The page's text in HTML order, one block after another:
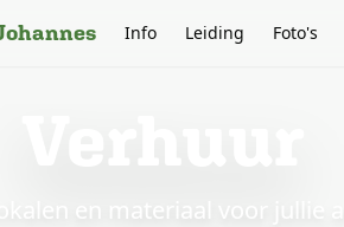
Info Leiding Foto's
en materiaal voor jullie